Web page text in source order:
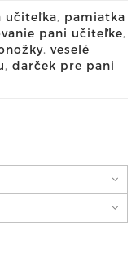
učiteľka, pamiatka
pani učiteľke,
, veselé
, darček pre pani